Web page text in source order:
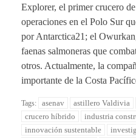
Explorer, el primer crucero
operaciones en el Polo Sur
por Antarctica21; el
faenas salmoneras que
otros. Actualmente, la
importante de la Costa
Tags: asenav astillero Valdivia
crucero híbrido
industria
innovación sustentable